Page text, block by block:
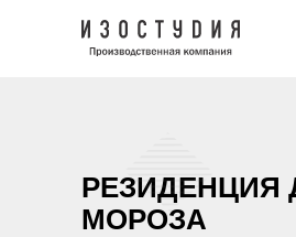
РЕЗИДЕНЦИЯ
МОРОЗА